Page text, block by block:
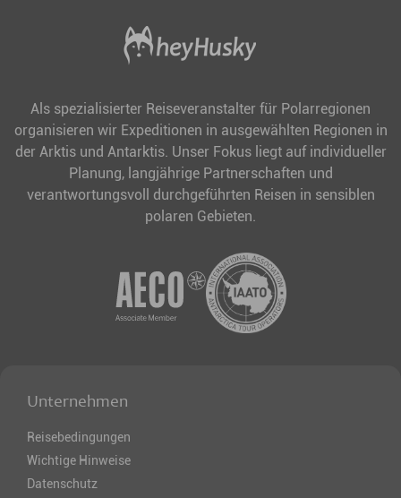
Als spezialisierter Reiseveranstalter für Polarregionen
organisieren wir Expeditionen in ausgewählten Regionen in
der Arktis und Antarktis. Unser Fokus liegt auf individueller
Planung, langjährige Partnerschaften und
verantwortungsvoll durchgeführten Reisen in sensiblen
polaren Gebieten.
Unternehmen
Reisebedingungen
Wichtige Hinweise
Datenschutz